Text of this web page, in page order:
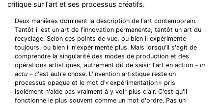
critique sur l'art et ses processus créatifs.
Deux manières dominent la description de l'art contemporain.
Tantôt il est un art de l'innovation permanente, tantôt un art du
recyclage. Selon ces points de vue, ou bien il expérimente
toujours, ou bien il n'expérimente plus. Mais lorsqu'il s'agit de
comprendre la singularité des modes de production et des
opérations artistiques, autrement dit de saisir l'art en action – in
actu – c'est autre chose. L'invention artistique reste un
processus opaque et le mot d'« expérimentation » pris
isolément n'aide pas vraiment à y voir plus clair. C'est qu'il
fonctionne le plus souvent comme un mot d'ordre. Pas un